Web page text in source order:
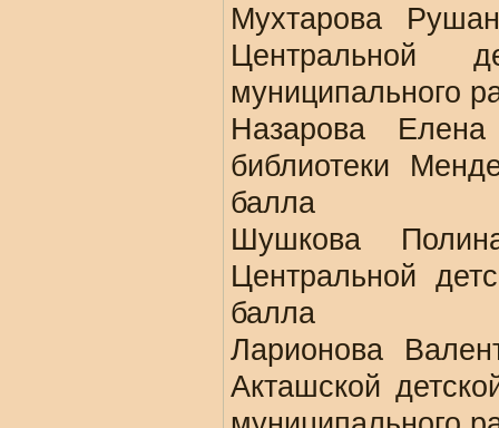
Мухтарова
Центральной
муниципального
Назарова Елена
библиотеки
балла
Шушкова
Центральной
балла
Ларионова
Акташской